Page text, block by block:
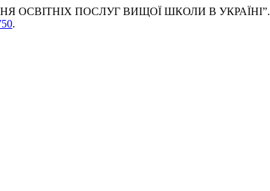
ОСВІТНІХ ПОСЛУГ ВИЩОЇ ШКОЛИ В УКРАЇНІ”.
.